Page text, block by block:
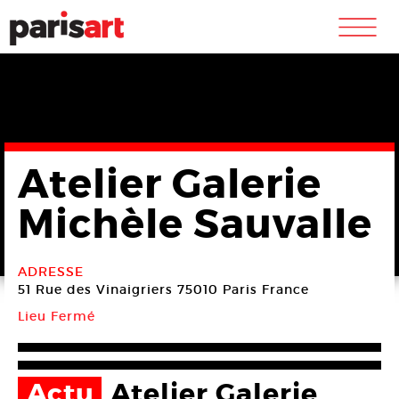
m
Atelier Galerie
Michèle Sauvalle
ADRESSE
51 Rue des Vinaigriers 75010 Paris France
Lieu Fermé